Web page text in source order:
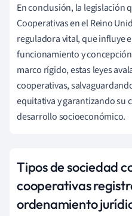
En conclusión, la legislación
Cooperativas en el Reino
reguladora vital, que influye
funcionamiento y
marco rígido, estas leyes
cooperativas,
equitativa y garantizando su
desarrollo socioeconómico.
Tipos de sociedad
cooperativas
ordenamiento